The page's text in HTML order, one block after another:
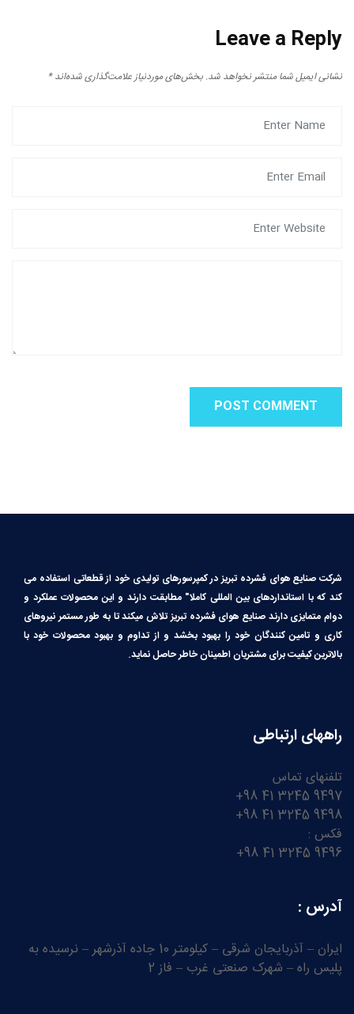
Leave a Reply
نشانی ایمیل شما منتشر نخواهد شد. بخش‌های موردنیاز علامت‌گذاری شده‌اند*
شرکت صنایع هوای فشرده تبریز در کمپرسورهای تولیدی خود از قطعاتی استفاده می
کند که با استانداردهای بین المللی کاملا″ مطابقت دارند و این محصولات عملکرد و
دوام متمایزی دارند صنایع هوای فشرده تبریز تلاش میکند تا به طور مستمر نیروهای
کاری و تامین کنندگان خود را بهبود بخشد و از تداوم و بهبود محصولات خود با
بالاترین کیفیت برای مشتریان اطمینان خاطر حاصل نماید.
راههای ارتباطی
تلفنهای تماس
9497 3245 41 98+
9498 3245 41 98+
فکس :
9496 3245 41 98+
آدرس :
ایران – آذربایجان شرقی – کیلومتر 10 جاده آذرشهر – نرسیده به
پلیس راه – شهرک صنعتی غرب – فاز 2